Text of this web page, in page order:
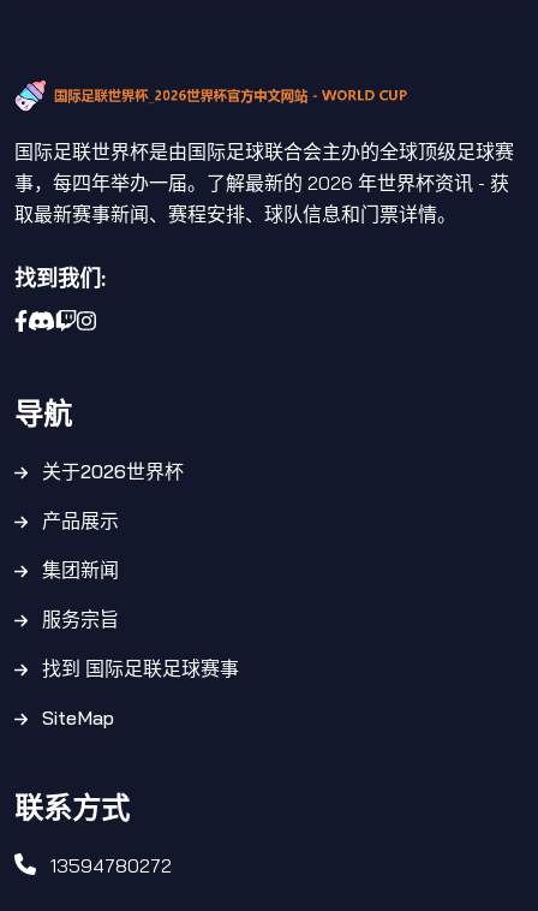
国际足联世界杯是由国际足球联合会主办的全球顶级足球赛
事，每四年举办一届。了解最新的 2026 年世界杯资讯 - 获
取最新赛事新闻、赛程安排、球队信息和门票详情。
找到我们:
导航
关于2026世界杯
产品展示
集团新闻
服务宗旨
找到 国际足联足球赛事
SiteMap
联系方式
13594780272